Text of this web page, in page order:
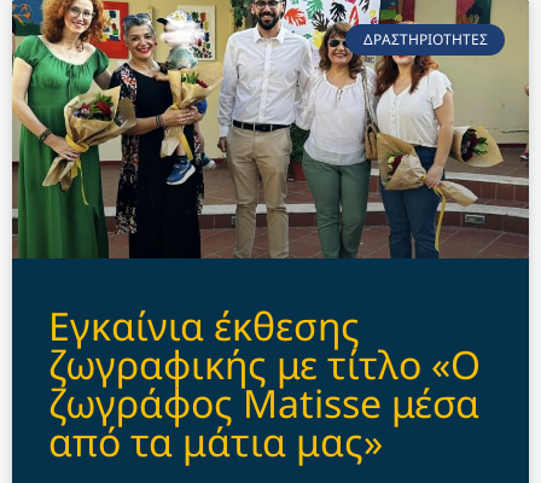
ΔΡΑΣΤΗΡΙΟΤΗΤΕΣ
Εγκαίνια έκθεσης
ζωγραφικής με τίτλο «Ο
ζωγράφος Matisse μέσα
από τα μάτια μας»